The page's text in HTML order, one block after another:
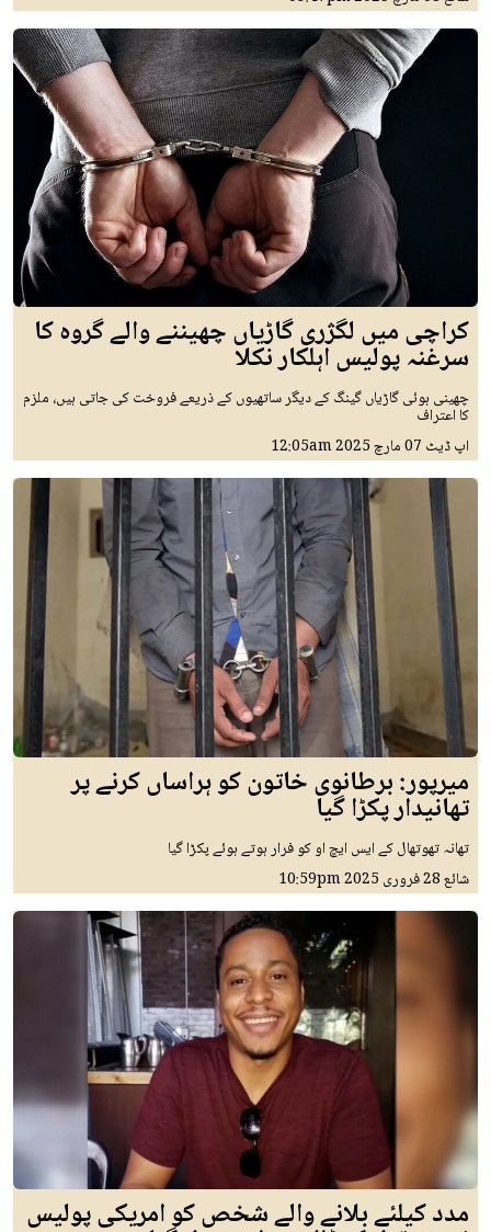
کراچی میں لگژری گاڑیاں چھیننے والے گروہ کا
سرغنہ پولیس اہلکار نکلا
چھینی ہوئی گاڑیاں گینگ کے دیگر ساتھیوں کے ذریعے فروخت کی جاتی ہیں، ملزم
کا اعتراف
اپ ڈیٹ 07 مارچ 2025 12:05am
میرپور: برطانوی خاتون کو ہراساں کرنے پر
تھانیدار پکڑا گیا
تھانہ تھوتھال کے ایس ایچ او کو فرار ہوتے ہوئے پکڑا گیا
شائع28 فروری 2025 10:59pm
مدد کیلئے بلانے والے شخص کو امریکی پولیس